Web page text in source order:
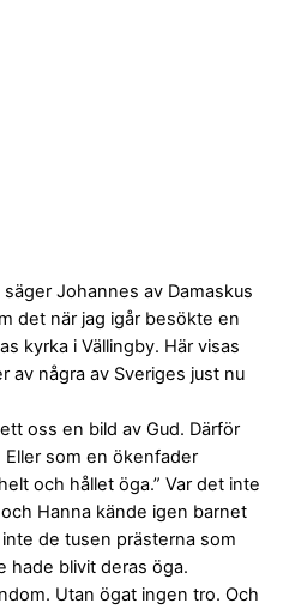
Johannes av Damaskus
det när jag igår besökte en
kyrka i Vällingby. Här visas
av några av Sveriges just nu
oss en bild av Gud. Därför
som en ökenfader
och hållet öga.” Var det inte
Hanna kände igen barnet
de tusen prästerna som
hade blivit deras öga.
Utan ögat ingen tro. Och